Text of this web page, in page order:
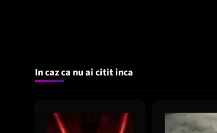
In caz ca nu ai citit inca